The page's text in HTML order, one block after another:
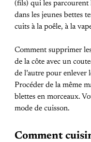
(fils) qui les parcourent
dans les jeunes bettes
cuits à la poêle, à la
Comment supprimer
de la côte avec un
de l’autre pour enlever
Procéder de la même
blettes en morceaux.
mode de cuisson.
Comment